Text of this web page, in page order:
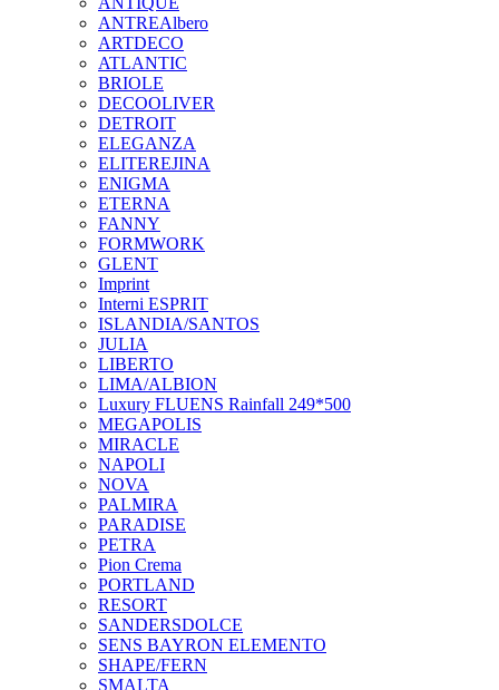
ANTREAlbero
ARTDECO
ATLANTIC
BRIOLE
DECOOLIVER
DETROIT
ELEGANZA
ELITEREJINA
ENIGMA
ETERNA
FANNY
FORMWORK
GLENT
Imprint
Interni ESPRIT
ISLANDIA/SANTOS
JULIA
LIBERTO
LIMA/ALBION
Luxury FLUENS Rainfall 249*500
MEGAPOLIS
MIRACLE
NAPOLI
NOVA
PALMIRA
PARADISE
PETRA
Pion Crema
PORTLAND
RESORT
SANDERSDOLCE
SENS BAYRON ELEMENTO
SHAPE/FERN
SMALTA